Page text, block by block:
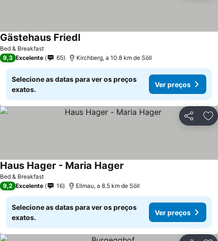
Bed & Breakfast
Gästehaus FriedlVer preços
9,3 Excelente 65 Kirchberg, a 10.8 km de Söll
Selecione as datas para ver os preços
exatos.
Ver preços
Partilhar
Bed & Breakfast
Haus Hager - Maria Hager
9,2 Excelente 16 Ellmau, a 8.5 km de Söll
Selecione as datas para ver os preços
exatos.
Ver preços